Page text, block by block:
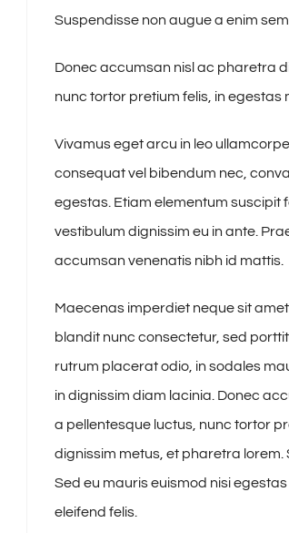
Suspendisse non augue a enim
Donec accumsan nisl ac pharetra
nunc tortor pretium felis, in egestas
Vivamus eget arcu in leo
consequat vel bibendum nec,
egestas. Etiam elementum suscipit
vestibulum dignissim eu in ante.
accumsan venenatis nibh id mattis.
Maecenas imperdiet neque sit
blandit nunc consectetur, sed
rutrum placerat odio, in sodales
in dignissim diam lacinia. Donec
a pellentesque luctus, nunc tortor
dignissim metus, et pharetra lorem.
Sed eu mauris euismod nisi
eleifend felis.